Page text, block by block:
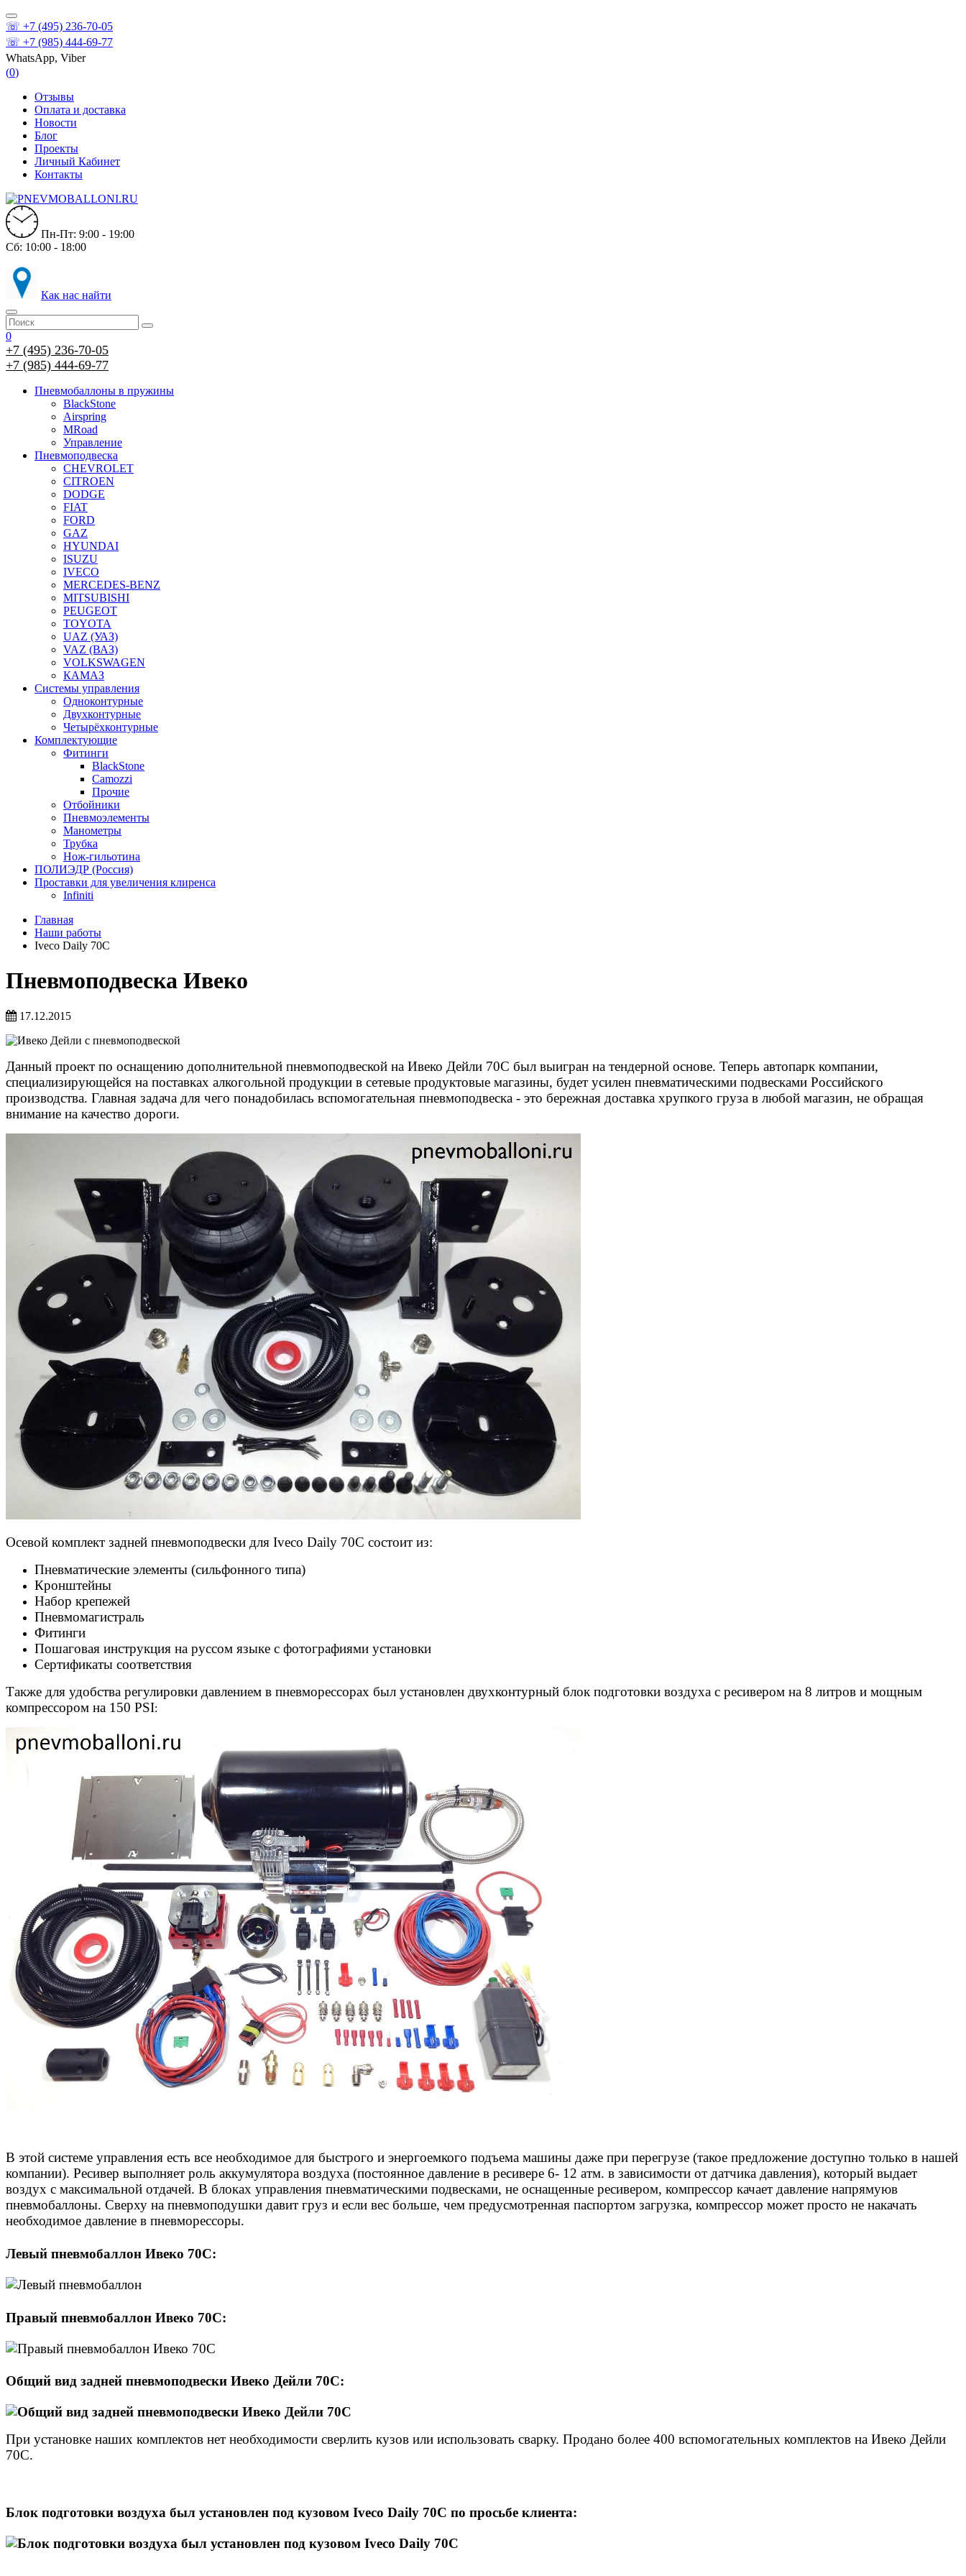
☏ +7 (495) 236-70-05
☏ +7 (985) 444-69-77
WhatsApp, Viber
(0)
Отзывы
Оплата и доставка
Новости
Блог
Проекты
Личный Кабинет
Контакты
Пн-Пт: 9:00 - 19:00
Сб: 10:00 - 18:00
Как нас найти
0
+7 (495) 236-70-05
+7 (985) 444-69-77
Пневмобаллоны в пружины
BlackStone
Airspring
MRoad
Управление
Пневмоподвеска
CHEVROLET
CITROEN
DODGE
FIAT
FORD
GAZ
HYUNDAI
ISUZU
IVECO
MERCEDES-BENZ
MITSUBISHI
PEUGEOT
TOYOTA
UAZ (УАЗ)
VAZ (ВАЗ)
VOLKSWAGEN
КАМАЗ
Системы управления
Одноконтурные
Двухконтурные
Четырёхконтурные
Комплектующие
Фитинги
BlackStone
Camozzi
Прочие
Отбойники
Пневмоэлементы
Манометры
Трубка
Нож-гильотина
ПОЛИЭДР (Россия)
Проставки для увеличения клиренса
Infiniti
Главная
Наши работы
Iveco Daily 70C
Пневмоподвеска Ивеко
17.12.2015
Данный проект по оснащению дополнительной пневмоподвеской на Ивеко Дейли 70С был выигран на тендерной основе. Теперь автопарк компании,
специализирующейся на поставках алкогольной продукции в сетевые продуктовые магазины, будет усилен пневматическими подвесками Российского
производства. Главная задача для чего понадобилась вспомогательная пневмоподвеска - это бережная доставка хрупкого груза в любой магазин, не обращая
внимание на качество дороги.
Осевой комплект задней пневмоподвески для Iveco Daily 70C состоит из:
Пневматические элементы (сильфонного типа)
Кронштейны
Набор крепежей
Пневмомагистраль
Фитинги
Пошаговая инструкция на руссом языке с фотографиями установки
Сертификаты соответствия
Также для удобства регулировки давлением в пневморессорах был установлен двухконтурный блок подготовки воздуха с ресивером на 8 литров и мощным
компрессором на 150 PSI:
В этой системе управления есть все необходимое для быстрого и энергоемкого подъема машины даже при перегрузе (такое предложение доступно только в нашей
компании). Ресивер выполняет роль аккумулятора воздуха (постоянное давление в ресивере 6- 12 атм. в зависимости от датчика давления), который выдает
воздух с максимальной отдачей. В блоках управления пневматическими подвесками, не оснащенные ресивером, компрессор качает давление напрямуюв
пневмобаллоны. Сверху на пневмоподушки давит груз и если вес больше, чем предусмотренная паспортом загрузка, компрессор может просто не накачать
необходимое давление в пневморессоры.
Левый пневмобаллон Ивеко 70С:
Правый пневмобаллон Ивеко 70С:
Общий вид задней пневмоподвески Ивеко Дейли 70С:
При установке наших комплектов нет необходимости сверлить кузов или использовать сварку. Продано более 400 вспомогательных комплектов на Ивеко Дейли
70С.
Блок подготовки воздуха был установлен под кузовом Iveco Daily 70C по просьбе клиента: